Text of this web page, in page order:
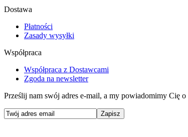
Dostawa
Płatności
Zasady wysyłki
Współpraca
Współpraca z Dostawcami
Zgoda na newsletter
Prześlij nam swój adres e-mail, a my powiadomimy Cię